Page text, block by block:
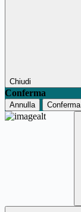
Chiudi
Conferma
Annulla Conferma